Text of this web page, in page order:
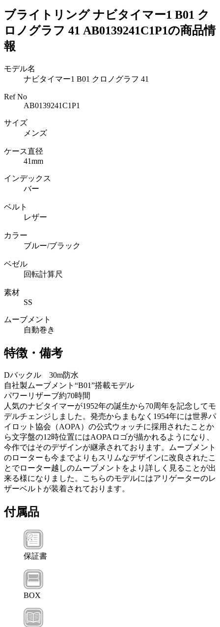
ブライトリング ナビタイマー1 B01 ク
ロノグラフ 41 AB0139241C1P1の商品情
報
モデル名
ナビタイマー1 B01 クロノグラフ 41
Ref No
AB0139241C1P1
サイズ
メンズ
ケース直径
41mm
インデックス
バー
ベルト
レザー
カラー
ブルー/ブラック
ベゼル
回転計算尺
素材
SS
ムーブメント
自動巻き
特徴・備考
Dバックル 30m防水
自社製ムーブメント“B01”搭載モデル
パワーリザーブ約70時間
人気のナビタイマーが1952年の誕生から70周年を記念してモ
デルチェンジしました。発売からまもなく1954年には世界パ
イロット協会（AOPA）の公式ウォッチに採用されたことか
ら文字盤の12時位置にはAOPAロゴが描かれるようになり、
今作ではそのデザインが継承されております。ムーブメント
のローターも今までよりもスリムなデザインに改良されたこ
とでローター越しのムーブメントをより詳しく見ることが出
来る様になりました。こちらのモデルにはアリゲーターのレ
ザーベルトが装着されております。
付属品
保証書
BOX